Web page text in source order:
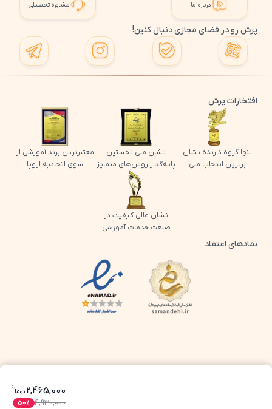
4,930,000
50%
2,465,000 توما
نقیمت فعلی پرش جت پایه دوازدهم
درباره ما مشاوره تحصیلی
پرش رو در فضای مجازی دنبال کنین!
افتخارات پرش
تنها گروه دارنده نشان
برترین انتخاب ملی
نشان ملی نخستین
پایه‌گذار روش‌های متمایز
معتبرترین برند آموزشی از
سوی اتحادیه اروپا
نشان عالی کیفیت در
صنعت خدمات آموزشی
نمادهای اعتماد
لوگو اینماد پرش